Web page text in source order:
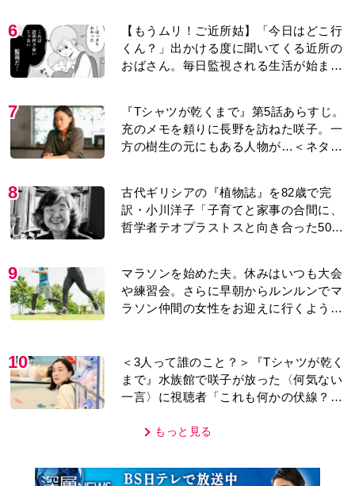
6
【もうムリ！ご近所姑】「今日はどこ行
くん？」出かける度に聞いてくる近所の
おばさん。毎日監視される生活が始ま
7
『Tシャツが乾くまで』第5話あらすじ。
充のメモを頼りに長野を訪ねた咲子。一
方の樹生の元にもある人物が…＜ネタバ
8
古代ギリシアの『植物誌』を82歳で完
訳・小川洋子「子育てと家事の合間に、
哲学者テオプラストスと向き合った50
9
マラソンを始めた夫。休みはいつも大会
や練習会。さらに早朝からルンルンでマ
ラソン仲間の女性をお迎えに行くように
10
＜3人って誰のこと？＞『Tシャツが乾く
まで』水族館で咲子が放った〈何気ない
一言〉に視聴者「これも何かの伏線？」
もっと見る